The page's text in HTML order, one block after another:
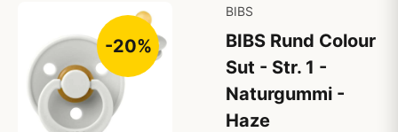
-20%
BIBS
BIBS Rund Colour
Sut - Str. 1 -
Naturgummi -
Haze